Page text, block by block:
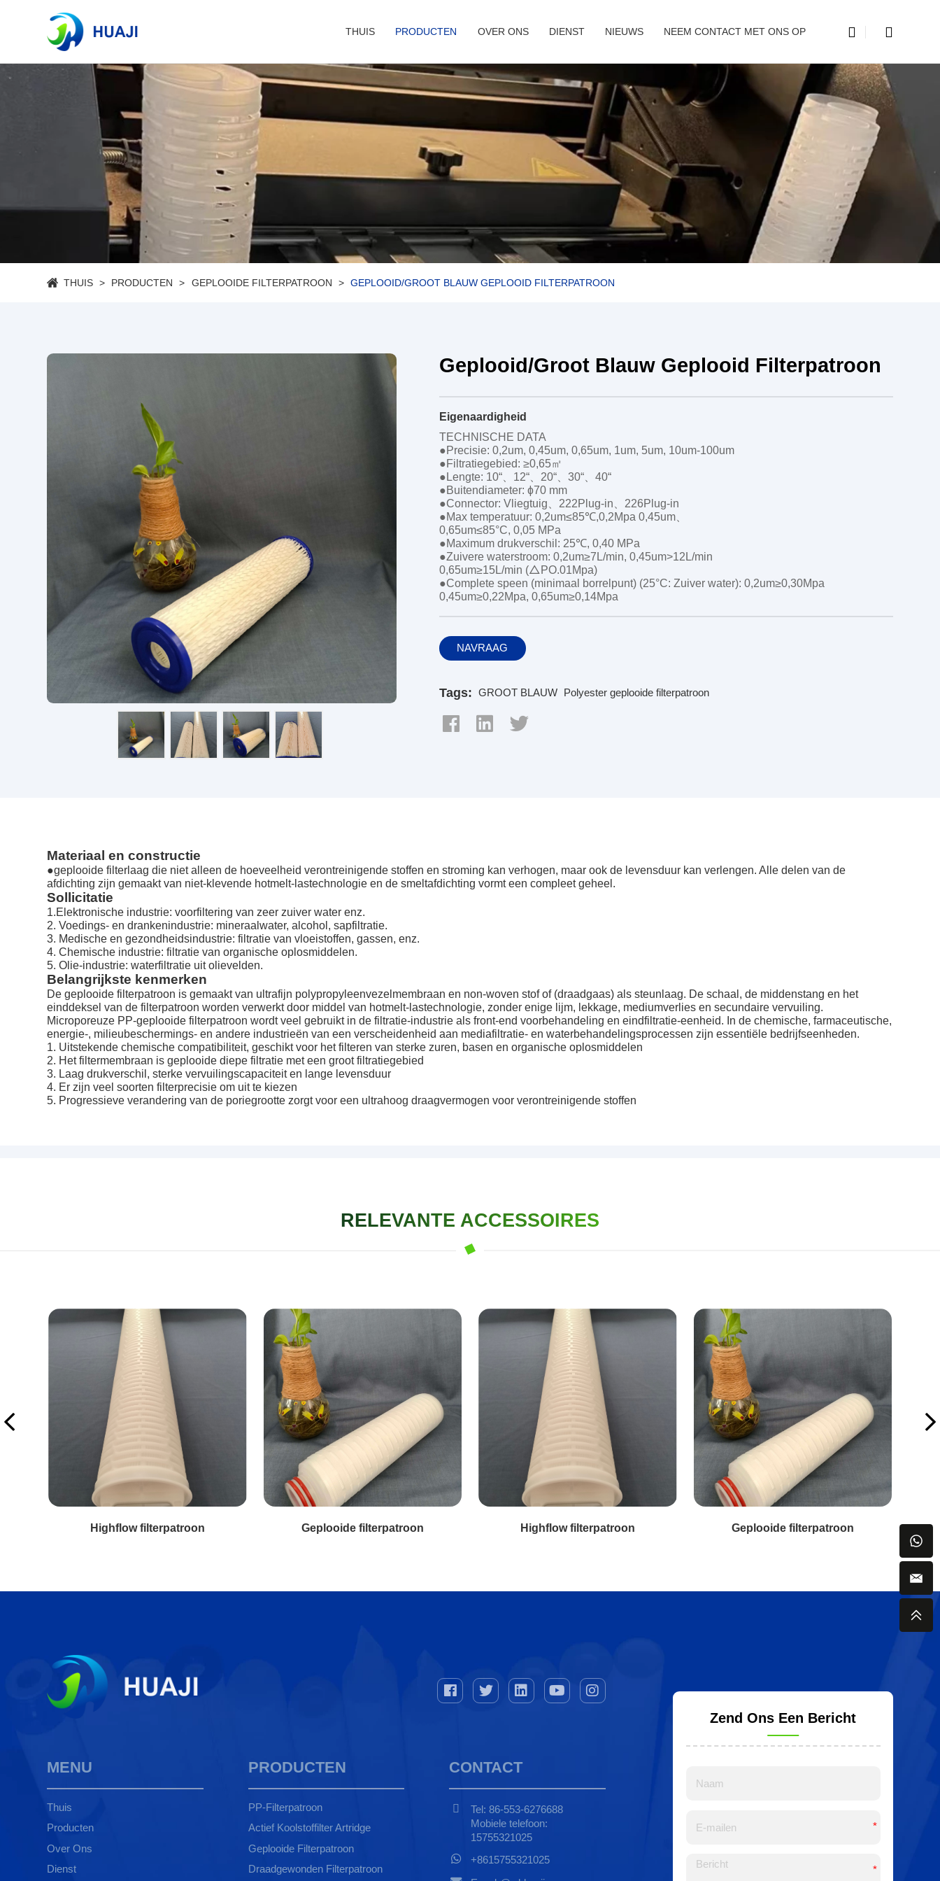
THUIS PRODUCTEN OVER ONS DIENST NIEUWS NEEM CONTACT MET ONS OP
THUIS PRODUCTEN GEPLOOIDE FILTERPATROON GEPLOOID/GROOT BLAUW GEPLOOID FILTERPATROON
Geplooid/groot Blauw Geplooid Filterpatroon
Eigenaardigheid
TECHNISCHE DATA
●Precisie: 0,2um, 0,45um, 0,65um, 1um, 5um, 10um-100um
●Filtratiegebied: ≥0,65㎡
●Lengte: 10“、12“、20“、30“、40“
●Buitendiameter: ɸ70 mm
●Connector: Vliegtuig、222Plug-in、226Plug-in
●Max temperatuur: 0,2um≤85℃,0,2Mpa 0,45um、
0,65um≤85°C, 0,05 MPa
●Maximum drukverschil: 25℃, 0,40 MPa
●Zuivere waterstroom: 0,2um≥7L/min, 0,45um>12L/min
0,65um≥15L/min (△PO.01Mpa)
●Complete speen (minimaal borrelpunt) (25°C: Zuiver water): 0,2um≥0,30Mpa
0,45um≥0,22Mpa, 0,65um≥0,14Mpa
NAVRAAG
Tags: GROOT BLAUW Polyester geplooide filterpatroon
Materiaal en constructie
●geplooide filterlaag die niet alleen de hoeveelheid verontreinigende stoffen en stroming kan verhogen, maar ook de levensduur kan verlengen. Alle delen van de
afdichting zijn gemaakt van niet-klevende hotmelt-lastechnologie en de smeltafdichting vormt een compleet geheel.
Sollicitatie
1.Elektronische industrie: voorfiltering van zeer zuiver water enz.
2. Voedings- en drankenindustrie: mineraalwater, alcohol, sapfiltratie.
3. Medische en gezondheidsindustrie: filtratie van vloeistoffen, gassen, enz.
4. Chemische industrie: filtratie van organische oplosmiddelen.
5. Olie-industrie: waterfiltratie uit olievelden.
Belangrijkste kenmerken
De geplooide filterpatroon is gemaakt van ultrafijn polypropyleenvezelmembraan en non-woven stof of (draadgaas) als steunlaag. De schaal, de middenstang en het
einddeksel van de filterpatroon worden verwerkt door middel van hotmelt-lastechnologie, zonder enige lijm, lekkage, mediumverlies en secundaire vervuiling.
Microporeuze PP-geplooide filterpatroon wordt veel gebruikt in de filtratie-industrie als front-end voorbehandeling en eindfiltratie-eenheid. In de chemische, farmaceutische,
energie-, milieubeschermings- en andere industrieën van een verscheidenheid aan mediafiltratie- en waterbehandelingsprocessen zijn essentiële bedrijfseenheden.
1. Uitstekende chemische compatibiliteit, geschikt voor het filteren van sterke zuren, basen en organische oplosmiddelen
2. Het filtermembraan is geplooide diepe filtratie met een groot filtratiegebied
3. Laag drukverschil, sterke vervuilingscapaciteit en lange levensduur
4. Er zijn veel soorten filterprecisie om uit te kiezen
5. Progressieve verandering van de poriegrootte zorgt voor een ultrahoog draagvermogen voor verontreinigende stoffen
RELEVANTE ACCESSOIRES
Highflow filterpatroon Geplooide filterpatroon Highflow filterpatroon Geplooide filterpatroon
MENU
Thuis
Producten
Over Ons
Dienst
PRODUCTEN
PP-Filterpatroon
Actief Koolstoffilter Artridge
Geplooide Filterpatroon
Draadgewonden Filterpatroon
CONTACT
Tel: 86-553-6276688
Mobiele telefoon:
15755321025
+8615755321025
Zend Ons Een Bericht
*
*